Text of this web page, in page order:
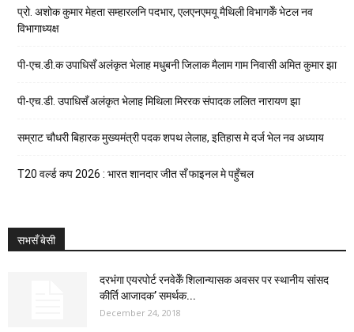
प्रो. अशोक कुमार मेहता सम्हारलनि पदभार, एलएनएमयू मैथिली विभागकेँ भेटल नव
विभागाध्यक्ष
पी-एच.डी.क उपाधिसँ अलंकृत भेलाह मधुबनी जिलाक मैलाम गाम निवासी अमित कुमार झा
पी-एच.डी. उपाधिसँ अलंकृत भेलाह मिथिला मिररक संपादक ललित नारायण झा
सम्राट चौधरी बिहारक मुख्यमंत्री पदक शपथ लेलाह, इतिहास मे दर्ज भेल नव अध्याय
T20 वर्ल्ड कप 2026 : भारत शानदार जीत सँ फाइनल मे पहुँचल
सभसँ बेसी
दरभंगा एयरपोर्ट रनवेकेँ शिलान्यासक अवसर पर स्थानीय सांसद
कीर्ति आजादक’ समर्थक...
December 24, 2018